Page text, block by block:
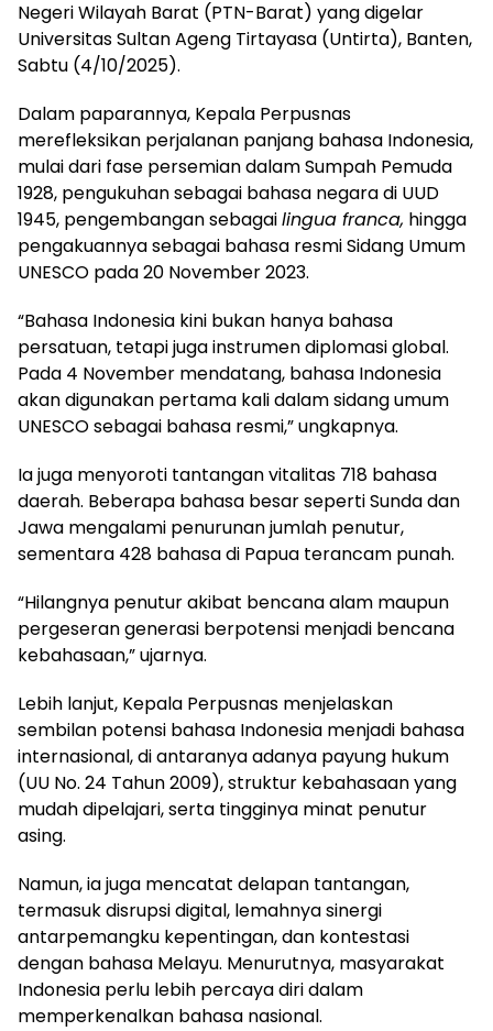
Negeri Wilayah Barat (PTN-Barat) yang digelar
Universitas Sultan Ageng Tirtayasa (Untirta), Banten,
Sabtu (4/10/2025).
Dalam paparannya, Kepala Perpusnas
merefleksikan perjalanan panjang bahasa Indonesia,
mulai dari fase persemian dalam Sumpah Pemuda
1928, pengukuhan sebagai bahasa negara di UUD
1945, pengembangan sebagailingua franca, hingga
pengakuannya sebagai bahasa resmi Sidang Umum
UNESCO pada 20 November 2023.
“Bahasa Indonesia kini bukan hanya bahasa
persatuan, tetapi juga instrumen diplomasi global.
Pada 4 November mendatang, bahasa Indonesia
akan digunakan pertama kali dalam sidang umum
UNESCO sebagai bahasa resmi,” ungkapnya.
Ia juga menyoroti tantangan vitalitas 718 bahasa
daerah. Beberapa bahasa besar seperti Sunda dan
Jawa mengalami penurunan jumlah penutur,
sementara 428 bahasa di Papua terancam punah.
“Hilangnya penutur akibat bencana alam maupun
pergeseran generasi berpotensi menjadi bencana
kebahasaan,” ujarnya.
Lebih lanjut, Kepala Perpusnas menjelaskan
sembilan potensi bahasa Indonesia menjadi bahasa
internasional, di antaranya adanya payung hukum
(UU No. 24 Tahun 2009), struktur kebahasaan yang
mudah dipelajari, serta tingginya minat penutur
asing.
Namun, ia juga mencatat delapan tantangan,
termasuk disrupsi digital, lemahnya sinergi
antarpemangku kepentingan, dan kontestasi
dengan bahasa Melayu. ​​Menurutnya, masyarakat
Indonesia perlu lebih percaya diri dalam
memperkenalkan bahasa nasional.